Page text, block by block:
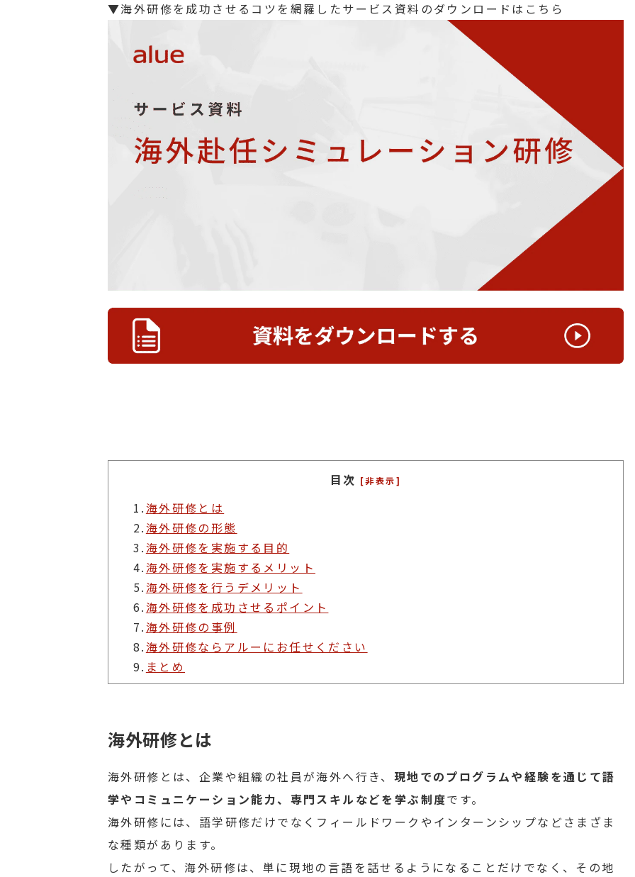
▼海外研修を成功させるコツを網羅したサービス資料のダウンロードはこちら
目次 [非表示]
1.海外研修とは
2.海外研修の形態
3.海外研修を実施する目的
4.海外研修を実施するメリット
5.海外研修を行うデメリット
6.海外研修を成功させるポイント
7.海外研修の事例
8.海外研修ならアルーにお任せください
9. まとめ
海外研修とは
海外研修とは、企業や組織の社員が海外へ行き、 現地でのプログラムや経験を通じて語
学やコミュニケーション能力、専門スキルなどを学ぶ制度です。
海外研修には、語学研修だけでなくフィールドワークやインターンシップなどさまざま
な種類があります。
したがって、海外研修は、単に現地の言語を話せるようになることだけでなく、その地